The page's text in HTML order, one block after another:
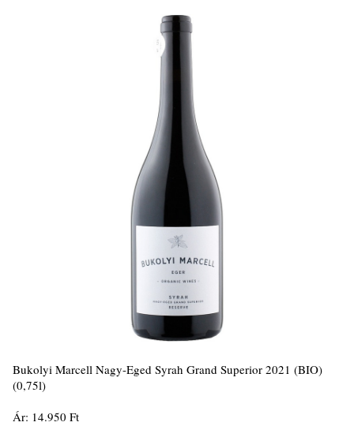
Bukolyi Marcell Nagy-Eged Syrah Grand Superior 2021 (BIO)
(0,75l)
Ár: 14.950 Ft